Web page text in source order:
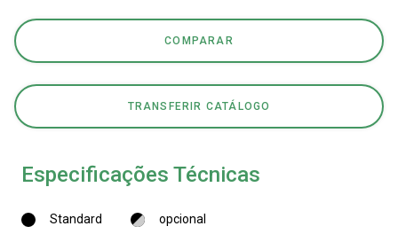
COMPARAR
TRANSFERIR CATÁLOGO
Especificações Técnicas
Standard opcional